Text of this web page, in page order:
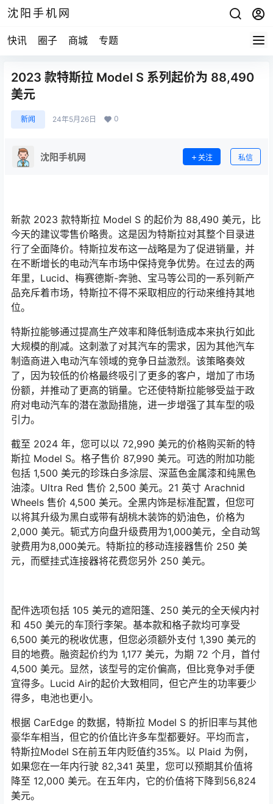
沈阳手机网
快讯 圈子 商城 专题
2023 款特斯拉 Model S 系列起价为 88,490
美元
新闻 24年5月26日 0
沈阳手机网 关注 私信
新款 2023 款特斯拉 Model S 的起价为 88,490 美元，比
今天的建议零售价略贵。这是因为特斯拉对其整个目录进
行了全面降价。特斯拉发布这一战略是为了促进销量，并
在不断增长的电动汽车市场中保持竞争优势。在过去的两
年里，Lucid、梅赛德斯-奔驰、宝马等公司的一系列新产
品充斥着市场，特斯拉不得不采取相应的行动来维持其地
位。
特斯拉能够通过提高生产效率和降低制造成本来执行如此
大规模的削减。这刺激了对其汽车的需求，因为其他汽车
制造商进入电动汽车领域的竞争日益激烈。该策略奏效
了，因为较低的价格最终吸引了更多的客户，增加了市场
份额，并推动了更高的销量。它还使特斯拉能够受益于政
府对电动汽车的潜在激励措施，进一步增强了其车型的吸
引力。
截至 2024 年，您可以以 72,990 美元的价格购买新的特
斯拉 Model S。格子售价 87,990 美元。可选的附加功能
包括 1,500 美元的珍珠白多涂层、深蓝色金属漆和纯黑色
油漆。Ultra Red 售价 2,500 美元。21 英寸 Arachnid
Wheels 售价 4,500 美元。全黑内饰是标准配置，但您可
以将其升级为黑白或带有胡桃木装饰的奶油色，价格为
2,000 美元。轭式方向盘升级费用为1,000美元，全自动驾
驶费用为8,000美元。特斯拉的移动连接器售价 250 美
元，而壁挂式连接器将花费您另外 250 美元。
配件选项包括 105 美元的遮阳篷、250 美元的全天候内衬
和 450 美元的车顶行李架。基本款和格子款均可享受
6,500 美元的税收优惠，但您必须额外支付 1,390 美元的
目的地费。融资起价约为 1,177 美元，为期 72 个月，首付
4,500 美元。显然，该型号的定价偏高，但比竞争对手便
宜得多。Lucid Air的起价大致相同，但它产生的功率要少
得多，电池也更小。
根据 CarEdge 的数据，特斯拉 Model S 的折旧率与其他
豪华车相当，但它的价值比许多车型都要好。平均而言，
特斯拉Model S在前五年内贬值约35%。以 Plaid 为例，
如果您在一年内行驶 82,341 英里，您可以预期其价值将
降至 12,000 美元。在五年内，它的价值将下降到56,824
美元。